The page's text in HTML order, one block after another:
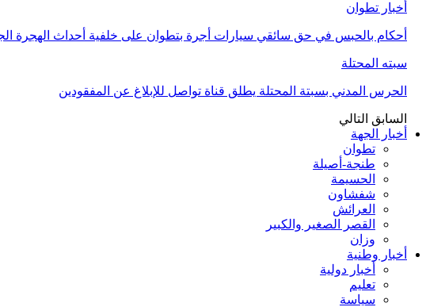
أخبار تطوان
أحكام بالحبس في حق سائقي سيارات أجرة بتطوان على خلفية أحداث الهجرة
سبته المحتلة
الحرس المدني بسبتة المحتلة يطلق قناة تواصل للإبلاغ عن المفقودين
السابق التالي
أخبار الجهة
تطوان
طنجة-أصيلة
الحسيمة
شفشاون
العرائش
القصر الصغير والكبير
وزان
أخبار وطنية
أخبار دولية
تعليم
سياسة